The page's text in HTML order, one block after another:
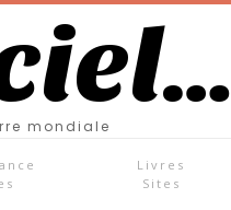
mondiale
Livres
Sites